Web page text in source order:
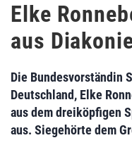
Elke
aus
Die Bundesvorständin
Deutschland, Elke
aus dem dreiköpfigen
aus. Siegehörte dem